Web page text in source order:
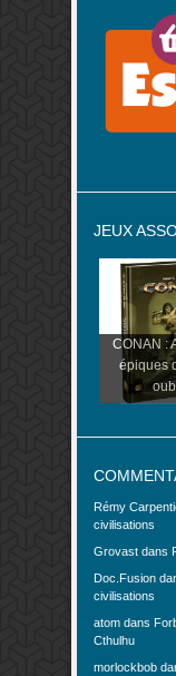
JEUX
CONAN :
épiques
Rémy
civilisations
Grovast dans
Doc.Fusion
civilisations
atom dans
Cthulhu
morlockbob